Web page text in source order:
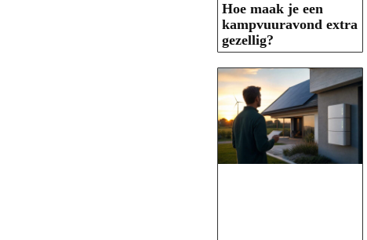
Hoe maak je een
kampvuuravond extra
gezellig?